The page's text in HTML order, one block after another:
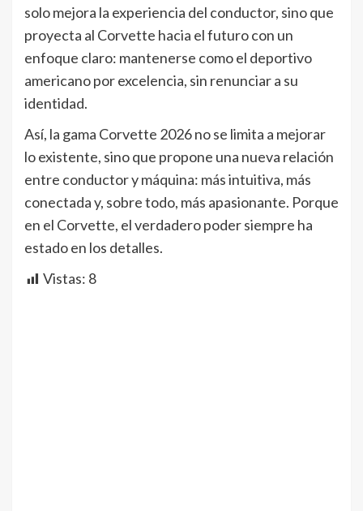
solo mejora la experiencia del conductor, sino que
proyecta al Corvette hacia el futuro con un
enfoque claro: mantenerse como el deportivo
americano por excelencia, sin renunciar a su
identidad.
Así, la gama Corvette 2026 no se limita a mejorar
lo existente, sino que propone una nueva relación
entre conductor y máquina: más intuitiva, más
conectada y, sobre todo, más apasionante. Porque
en el Corvette, el verdadero poder siempre ha
estado en los detalles.
Vistas: 8